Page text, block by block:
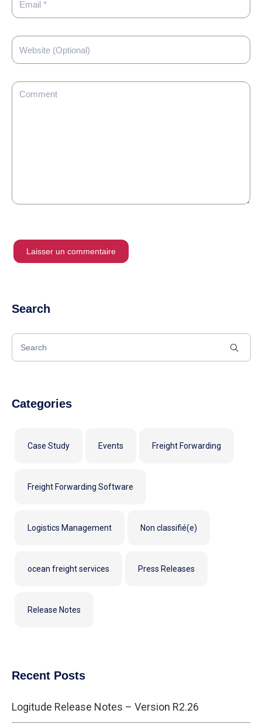
Search
Categories
Case Study Events Freight Forwarding
Freight Forwarding Software
Logistics Management Non classifié(e)
ocean freight services Press Releases
Release Notes
Recent Posts
Logitude Release Notes – Version R2.26